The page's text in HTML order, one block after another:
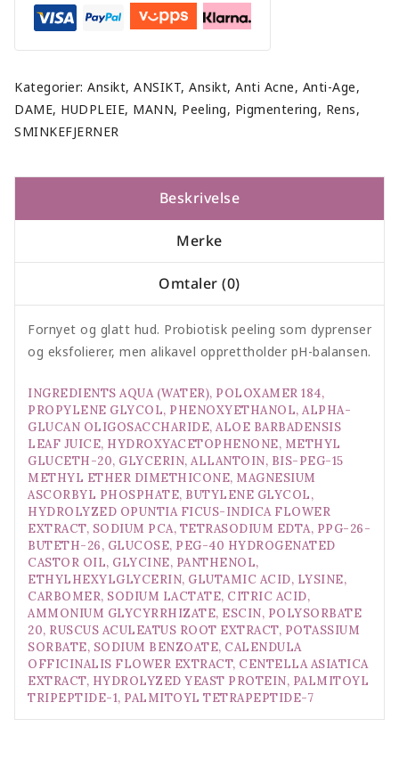
Kategorier: Ansikt, ANSIKT, Ansikt, Anti Acne, Anti-Age,
DAME, HUDPLEIE, MANN, Peeling, Pigmentering, Rens,
SMINKEFJERNER
Beskrivelse
Merke
Omtaler (0)
Fornyet og glatt hud. Probiotisk peeling som dyprenser
og eksfolierer, men alikavel opprettholder pH-balansen.
INGREDIENTS AQUA (WATER), POLOXAMER 184,
PROPYLENE GLYCOL, PHENOXYETHANOL, ALPHA-
GLUCAN OLIGOSACCHARIDE, ALOE BARBADENSIS
LEAF JUICE, HYDROXYACETOPHENONE, METHYL
GLUCETH-20, GLYCERIN, ALLANTOIN, BIS-PEG-15
METHYL ETHER DIMETHICONE, MAGNESIUM
ASCORBYL PHOSPHATE, BUTYLENE GLYCOL,
HYDROLYZED OPUNTIA FICUS-INDICA FLOWER
EXTRACT, SODIUM PCA, TETRASODIUM EDTA, PPG-26-
BUTETH-26, GLUCOSE, PEG-40 HYDROGENATED
CASTOR OIL, GLYCINE, PANTHENOL,
ETHYLHEXYLGLYCERIN, GLUTAMIC ACID, LYSINE,
CARBOMER, SODIUM LACTATE, CITRIC ACID,
AMMONIUM GLYCYRRHIZATE, ESCIN, POLYSORBATE
20, RUSCUS ACULEATUS ROOT EXTRACT, POTASSIUM
SORBATE, SODIUM BENZOATE, CALENDULA
OFFICINALIS FLOWER EXTRACT, CENTELLA ASIATICA
EXTRACT, HYDROLYZED YEAST PROTEIN, PALMITOYL
TRIPEPTIDE-1, PALMITOYL TETRAPEPTIDE-7